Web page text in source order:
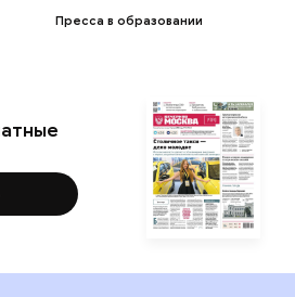
Пресса в образовании